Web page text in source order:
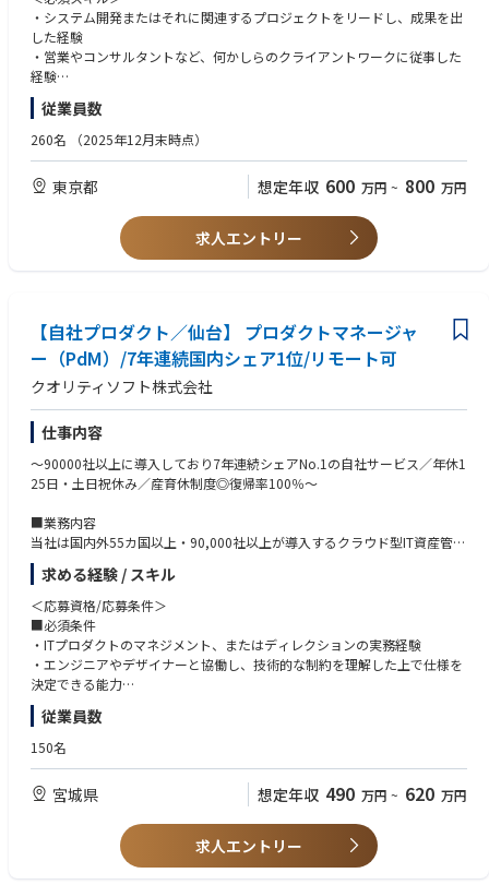
＜このポジションのミッション＞
主力プロダクトの進化、または次代の柱となる新規プロダクトの企画から
グロースまでを一気通貫で主導していただきます。単なる「機能の具体
化」に留まらず、ビジネスサイドと密に連携し、「市場に求められ、持続
められます。
＜具体的な業務内容＞
・プロダクト戦略・ロードマップの策定
事業計画に基づいた中長期のプロダクト方針の立案と、優先順位（ロード
・新規プロダクト・新機能の企画立案
顧客フィードバックや市場調査に基づく、課題解決のためのコンセプト設
ナーと連携したUI/UX・仕様の確定。
・開発プロジェクトの推進と進捗管理
リリースまでの工程管理および、リリース後の効果測定・データ分析に基
づく継続的な改善。
・ステークホルダーとの合意形成
セールス・CS・経営層などの関連部門と連携し、事業成長に向けたプロダ
クト価値の最大化。
＜ポジションの魅力＞
主語は常にプロダクトの先にいる「顧客」と「事業」です。本質的に「そ
れは顧客のためになるか？」「事業を伸ばすか？」という視点で意思決定
が行われる、フラットでプロフェッショナルな組織です。
・高い視座と、遊び心を忘れないマインド
業界変革という難易度の高いミッションに挑みながらも、チームにはユー
モアを大切にする土壌があります。深刻になりすぎず、楽しみながら困難
を突破していく、心理的安全性の高い雰囲気です
・意志が形になる「第2創業期」の裁量
大きな体制変更を経て、現在はまさに「第2の組織づくり」の真っ最中。
決まったルールに従うのではなく、自らの意志で仕組みや文化をアップデ
ートできる、発展途上の組織ならではの圧倒的な裁量があります。
■巨大な業界をアップデートする社会貢献性
建設業界という巨大な市場のDXをテーマに、現場の働き方を根本から変え
る挑戦ができます。自分の企画したプロダクトが、日本のインフラを支え
■「事業創造」に集中できる広大な職務権限
・システム開発またはそれに関連するプロジェクトをリードし、成果を出
した経験
・営業やコンサルタントなど、何かしらのクライアントワークに従事した
経験
・明るく元気でチームワークを大切されてきた経験
＜歓迎スキル＞
・プロダクトマネージャーの経験
・システム開発における技術的バックグラウンド
・建設業への就業経験または建設業界への深い知見
＜求める人物像＞
従業員数
260名 （2025年12月末時点）
東京都 想定年収 600 万円 ~ 800 万円
求人エントリー
【自社プロダクト／仙台】 プロダクトマネージャ
ー（PdM）/7年連続国内シェア1位/リモート可
クオリティソフト株式会社
仕事内容
～90000社以上に導入しており7年連続シェアNo.1の自社サービス／年休1
25日・土日祝休み／産育休制度◎復帰率100％～
■業務内容
当社は国内外55カ国以上・90,000社以上が導入するクラウド型IT資産管
理・セキュリティサービス「ISM CloudOne」を自社開発するクラウドサ
ービス開発メーカーです。
担当いただくプロダクトは、ISM CloudOneおよび関連製品です。
https://www.qualitysoft.com/product/lineup/
【主な業務内容】
・プロダクト戦略・ロードマップの策定
市場調査やユーザーヒアリングに基づいた、中長期的なビジョンの構築。
解決すべき課題の特定、PRD（プロダクト要求仕様書）の作成。
・進捗・優先順位管理
開発優先順位の決定、リリースまでの進捗管理、およびステークホルダー
・データ分析
・バリューチェーンの最適化
製品の生産から販売に至るまでの各活動においての課題の特定、最適化の
求める経験 / スキル
＜応募資格/応募条件＞
■必須条件
・ITプロダクトのマネジメント、またはディレクションの実務経験
・エンジニアやデザイナーと協働し、技術的な制約を理解した上で仕様を
決定できる能力
・複雑な課題を構造化し、論理的に説明できるドキュメンテーションスキ
ル
・コミュニケーションスキル（社内外のステークホルダーとの合意形成能
・定量的・定性的なデータに基づき、意思決定を行った経験
・現場でのプロダクトオーナー（PO）経験
・新規事業の立ち上げ、またはプロダクトの急成長期におけるPM経験
従業員数
150名
宮城県 想定年収 490 万円 ~ 620 万円
求人エントリー